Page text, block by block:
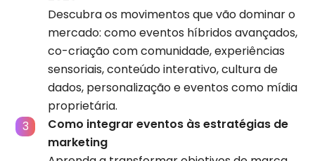
Descubra os movimentos que vão dominar o
mercado: como eventos híbridos avançados,
co-criação com comunidade, experiências
sensoriais, conteúdo interativo, cultura de
dados, personalização e eventos como mídia
proprietária.
Como integrar eventos às estratégias de
marketing